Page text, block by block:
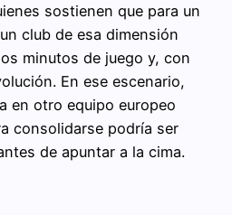
sostienen que para un
club de esa dimensión
minutos de juego y, con
En ese escenario,
en otro equipo europeo
consolidarse podría ser
de apuntar a la cima.